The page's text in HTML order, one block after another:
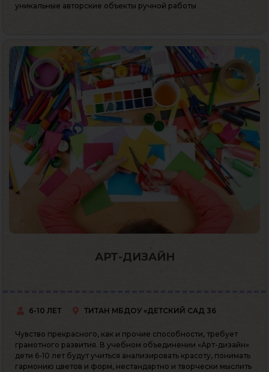
уникальные авторские объекты ручной работы
АРТ-ДИЗАЙН
6-10 ЛЕТ ТИТАН МБДОУ «ДЕТСКИЙ САД 36
Чувство прекрасного, как и прочие способности, требует
грамотного развития. В учебном объединении «Арт-дизайн»
дети 6-10 лет будут учиться анализировать красоту, понимать
гармонию цветов и форм, нестандартно и творчески мыслить